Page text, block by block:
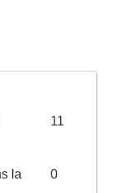
11
la
0